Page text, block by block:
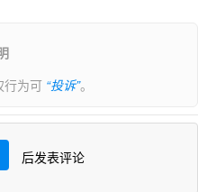
行为可 “投诉”。
后发表评论